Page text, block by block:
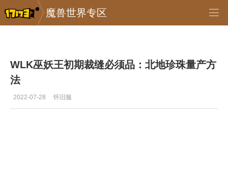
魔兽世界专区
专区_《魔兽世界》 >
WLK巫妖王初期裁缝必须品：北地珍珠量产方
法
2022-07-28 怀旧服